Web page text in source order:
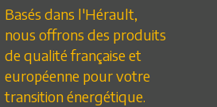
Basés dans l'Hérault,
nous offrons des produits
de qualité française et
européenne pour votre
transition énergétique.